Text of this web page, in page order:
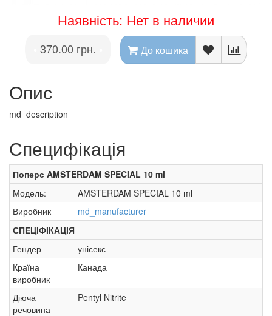
Наявність: Нет в наличии
370.00 грн. До кошика
Опис
md_description
Специфікація
Поперс AMSTERDAM SPECIAL 10 ml
Модель:
AMSTERDAM SPECIAL 10 ml
Виробник
md_manufacturer
СПЕЦІФІКАЦІЯ
Гендер
унісекс
Країна
виробник
Канада
Діюча
речовина
Pentyl Nitrite